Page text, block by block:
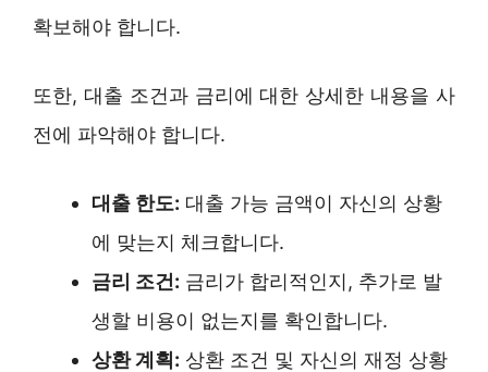
확보해야 합니다.
또한, 대출 조건과 금리에 대한 상세한 내용을 사
전에 파악해야 합니다.
대출 한도: 대출 가능 금액이 자신의 상황
에 맞는지 체크합니다.
금리 조건: 금리가 합리적인지, 추가로 발
생할 비용이 없는지를 확인합니다.
상환 계획: 상환 조건 및 자신의 재정 상황